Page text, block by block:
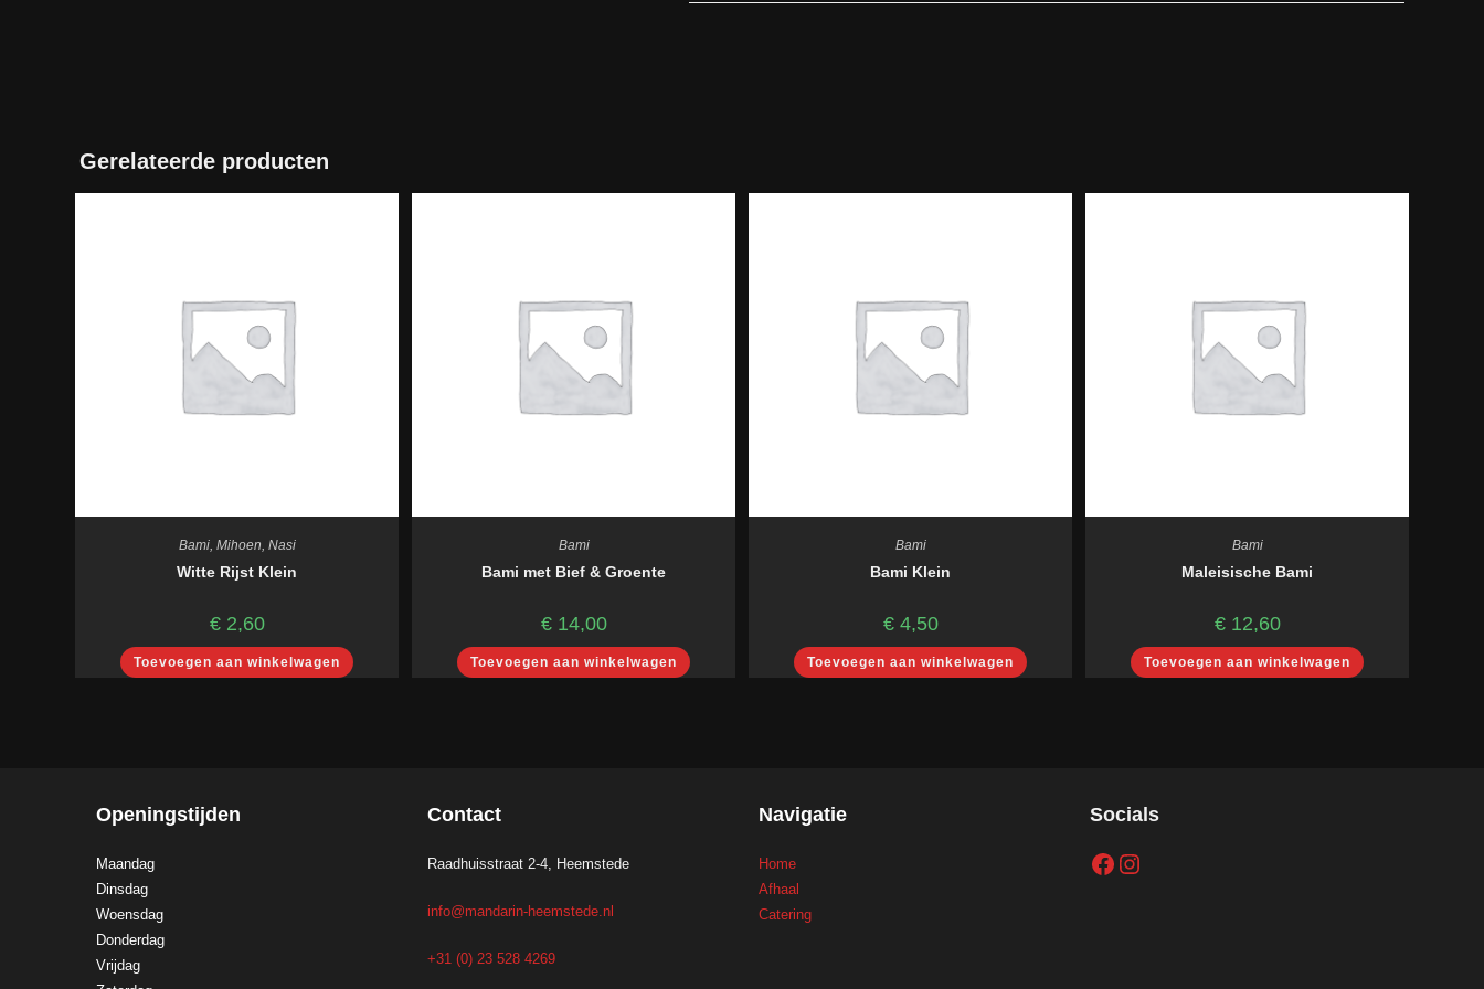
Gerelateerde producten
Bami, Mihoen Nasi
Witte Rijst Klein
€2,60
Toevoegen aan winkelwagen
Bami
Bami met Bief & Groente
€14,00
Toevoegen aan winkelwagen
Bami
Bami Klein
€4,50
Toevoegen aan winkelwagen
Bami
Maleisische Bami
€12,60
Toevoegen aan winkelwagen
Openingstijden
Maandag
Dinsdag
Woensdag
Donderdag
Vrijdag
Contact
Raadhuisstraat 2-4, Heemstede
info@mandarin-heemstede.nl
+31 (0) 23 528 4269
Navigatie
Home
Afhaal
Catering
Socials
FacebookInstagram